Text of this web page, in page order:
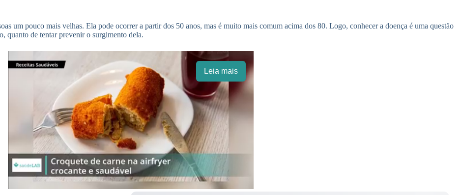
um pouco mais velhas. Ela pode ocorrer a partir dos 50 anos, mas é muito mais comum acima dos 80. Logo, conhecer a doença é uma questão
quanto de tentar prevenir o surgimento dela.
Leia mais